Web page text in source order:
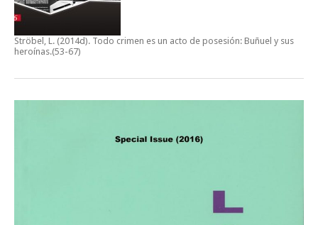
Ströbel, L. (2014d). Todo crimen es un acto de posesión: Buñuel y sus
heroínas.(53-67)